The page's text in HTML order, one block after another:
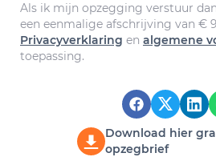
Als ik mijn opzegging verstuur
een eenmalige afschrijving van €
Privacyverklaring en algemene
toepassing.
Download hier
opzegbrief